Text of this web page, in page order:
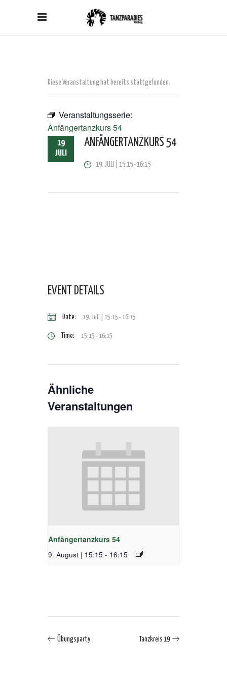
Diese Veranstaltung hat bereits stattgefunden.
Veranstaltungsserie:
Anfängertanzkurs 54
19
JULI
ANFÄNGERTANZKURS 54
19. JULI | 15:15-16:15
EVENT DETAILS
Date: 19. Juli | 15:15 -16:15
Time: 15:15 - 16:15
Ähnliche
Veranstaltungen
Anfängertanzkurs 54
9. August | 15:15 - 16:15
Übungsparty Tanzkreis 19